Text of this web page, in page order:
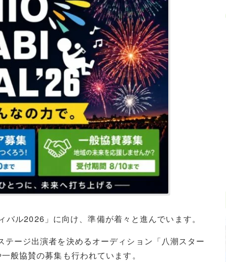
ル2026」に向け、準備が着々と進んでいます。
ージ出演者を決めるオーディション「八潮スター
般協賛の募集も行われています。